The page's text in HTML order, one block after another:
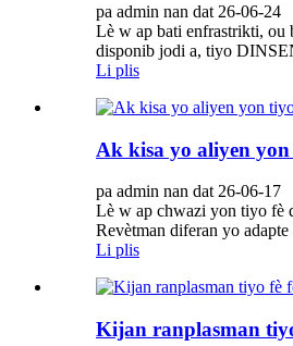
pa admin nan dat 26-06-24
Lè w ap bati enfrastrikti, ou
disponib jodi a, tiyo
Li plis
Ak kisa yo aliyen
pa admin nan dat 26-06-17
Lè w ap chwazi yon tiyo fè
Revètman diferan yo
Li plis
Kijan ranplasman